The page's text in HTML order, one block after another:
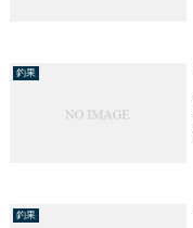
釣果
釣果